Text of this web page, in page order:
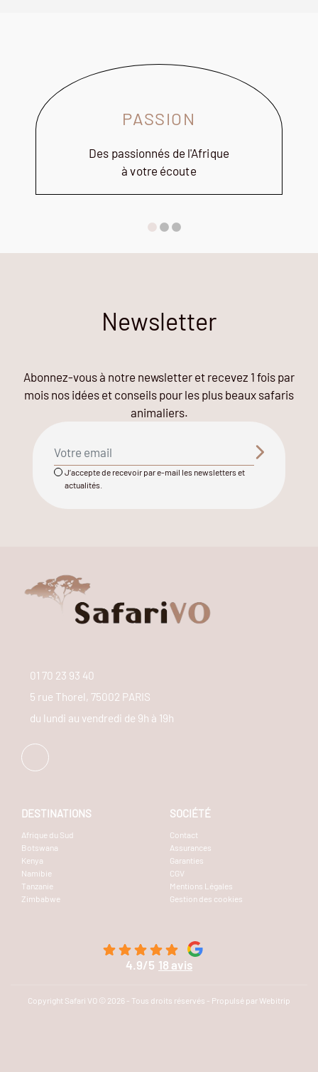
PASSION
Des passionnés de l'Afrique
à votre écoute
Newsletter
Abonnez-vous à notre newsletter et recevez 1 fois par
mois nos idées et conseils pour les plus beaux safaris
animaliers.
J’accepte de recevoir par e-mail les newsletters et
actualités.
01 70 23 93 40
5 rue Thorel, 75002 PARIS
du lundi au vendredi de 9h à 19h
DESTINATIONS
Afrique du Sud
Botswana
Kenya
Namibie
Tanzanie
Zimbabwe
SOCIÉTÉ
Contact
Assurances
Garanties
CGV
Mentions Légales
Gestion des cookies
4.9/5 18 avis
Copyright Safari VO © 2026 - Tous droits réservés - Propulsé par Webitrip